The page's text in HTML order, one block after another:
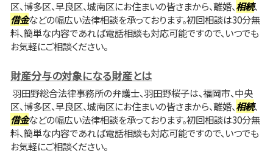
区、博多区、早良区、城南区にお住まいの皆さまから、離婚、相続、
借金などの幅広い法律相談を承っております。初回相談は30分無
料、簡単な内容であれば電話相談も対応可能ですので、いつでも
お気軽にご相談ください。
財産分与の対象になる財産とは
羽田野総合法律事務所の弁護士、羽田野桜子は、福岡市、中央
区、博多区、早良区、城南区にお住まいの皆さまから、離婚、相続、
借金などの幅広い法律相談を承っております。初回相談は30分無
料、簡単な内容であれば電話相談も対応可能ですので、いつでも
お気軽にご相談ください。